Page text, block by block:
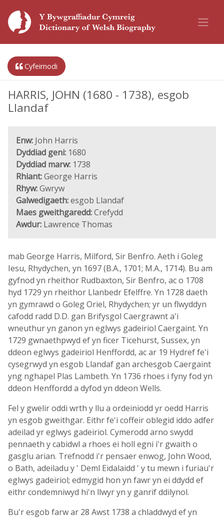
Cyfeirnodi
HARRIS, JOHN (1680 - 1738), esgob
Llandaf
Enw: John Harris
Dyddiad geni: 1680
Dyddiad marw: 1738
Rhiant:George Harris
Rhyw:Gwryw
Galwedigaeth:esgob Llandaf
Maes gweithgaredd:Crefydd
Awdur: Lawrence Thomas
mab George Harris, Milford, Sir Benfro. Aeth i Goleg
Iesu, Rhydychen, yn 1697 (B.A., 1701; M.A., 1714). Bu am
gyfnod yn rheithor Rudbaxton, Sir Benfro, ac o 1708
hyd 1729 yn rheithor Llanbedr Efelffre. Yn 1728 daeth
yn gymrawd o Goleg Oriel, Rhydychen; yr un flwyddyn
cafodd radd D.D. gan Brifysgol Caergrawnt a'i
wneuthur yn ganon yn eglwys gadeiriol Caergaint. Yn
1729 gwnaethpwyd ef yn ficer Ticehurst, Sussex, yn
ddeon eglwys gadeiriol Henffordd, ac ar 19 Hydref fe'i
cysegrwyd yn esgob Llandaf gan archesgob Caergaint
yng nghapel Plas Lambeth. Yn 1736 rhoes i fyny fod yn
ddeon Henffordd a dyfod yn ddeon Wells.
Fel y gwelir oddi wrth y llu a ordeiniodd yr oedd Harris
yn esgob gweithgar. Eithr fe'i coffeir oblegid iddo adfer
adeilad yr eglwys gadeiriol. Cymerodd arno swydd
pennaeth y cabidwl a rhoes ei holl egni i'r gwaith o
gasglu arian. Trefnodd i'r pensaer enwog, John Wood,
o Bath, adeiladu y ' Deml Eidalaidd ' y tu mewn i furiau'r
eglwys gadeiriol; edmygid hon yn fawr yn ei ddydd ef
eithr condemniwyd hi'n llwyr yn y ganrif ddilynol.
Bu'r esgob farw ar 28 Awst 1738 a chladdwyd ef yn